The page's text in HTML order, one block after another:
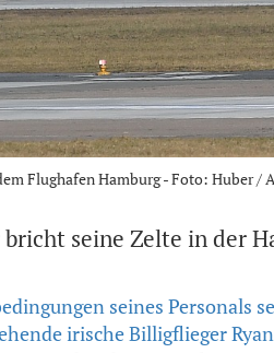
Flughafen Hamburg - Foto: Huber /
seine Zelte in der
seines Personals
irische Billigflieger